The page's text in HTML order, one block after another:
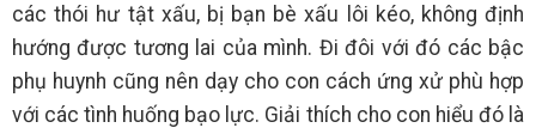
các thói hư tật xấu, bị bạn bè xấu lôi kéo, không định
hướng được tương lai của mình. Đi đôi với đó các bậc
phụ huynh cũng nên dạy cho con cách ứng xử phù hợp
với các tình huống bạo lực. Giải thích cho con hiểu đó là